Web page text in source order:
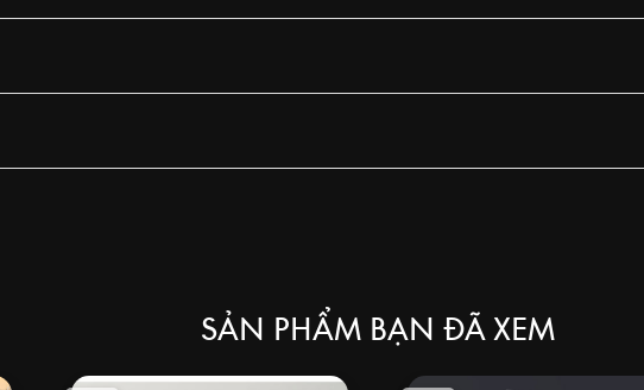
SẢN PHẨM BẠN ĐÃ XEM